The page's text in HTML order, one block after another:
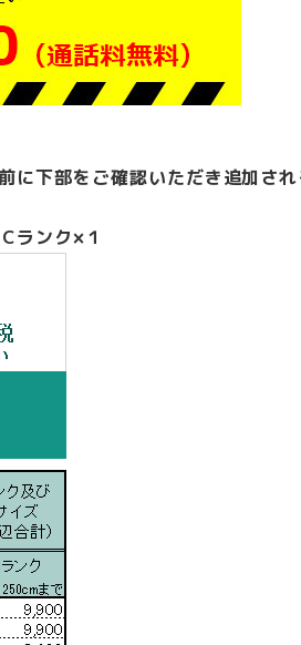
下部をご確認いただき追加さ
ランク×１